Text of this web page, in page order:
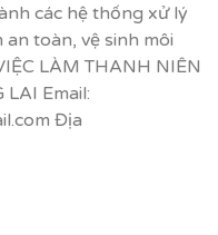
các hệ thống xử lý
toàn, vệ sinh môi
LÀM THANH NIÊN
LAI Email:
Địa